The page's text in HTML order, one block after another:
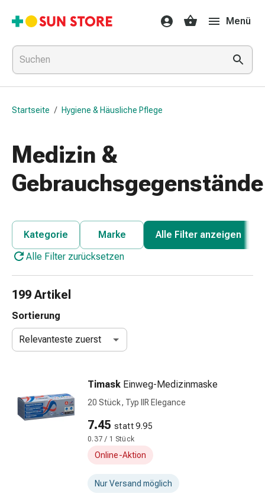
Gesundheit
&
Medikamente
Erkältung
&
Grippe
&
Halsschmerzen
Grippe-
Erkältung
Ausstattung
Nasenspülung
Hautirritation
&
-
verletzung
Kompressen
Fingerverbände
Fixierpflaster
Gazebinden
Kompressionsbinden
Pflaster
Tapes
Menü
Startseite / Hygiene & Häusliche Pflege
Medizin &
Gebrauchsgegenstände
Kategorie Marke
Alle Filter anzeigen
Alle Filter zurücksetzen
199 Artikel
Sortierung
Relevanteste zuerst
Timask Einweg-Medizinmaske
20 Stück, Typ IIR Elegance
7.45 statt 9.95
0.37 / 1 Stück
Online-Aktion
Nur Versand möglich